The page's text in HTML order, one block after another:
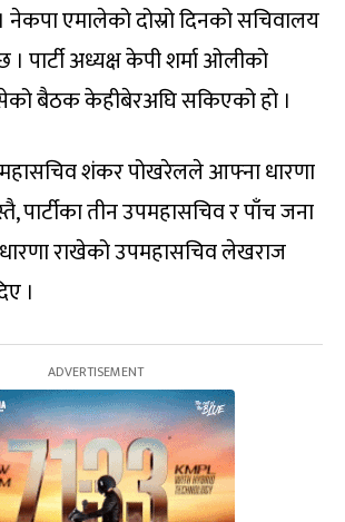
नेकपा एमालेको दोस्रो दिनको सचिवालय
अध्यक्ष केपी शर्मा ओलीको
बैठक केहीबेरअघि सकिएको हो ।
शंकर पोखरेलले आफ्ना धारणा
पार्टीका तीन उपमहासचिव र पाँच जना
राखेको उपमहासचिव लेखराज
।